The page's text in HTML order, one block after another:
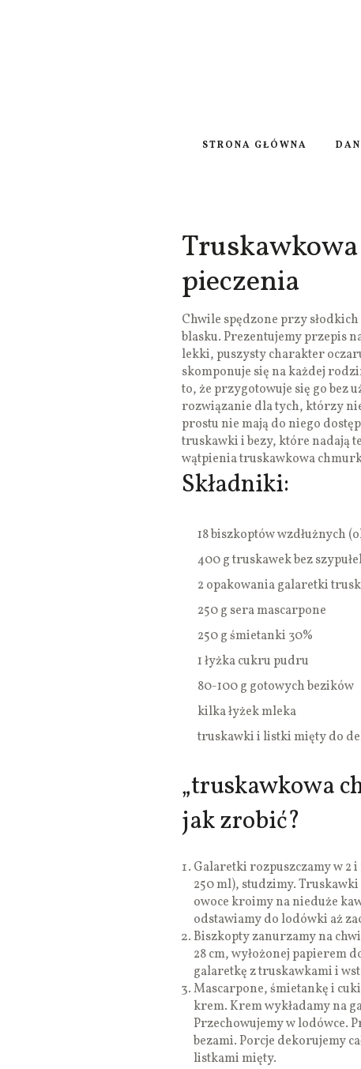
STRONA GŁÓWNA
pieczenia
Chwile spędzone przy
blasku. Prezentujemy przepis
lekki, puszysty charakter
skomponuje się na każdej
to, że przygotowuje się go bez
rozwiązanie dla tych, którzy
prostu nie mają do niego
truskawki i bezy, które nadają
wątpienia truskawkowa
Składniki:
18 biszkoptów wzdłużnych
400 g truskawek bez
2 opakowania galaretki
250 g sera mascarpone
250 g śmietanki 30%
1 łyżka cukru pudru
80-100 g gotowych bezików
kilka łyżek mleka
truskawki i listki mięty do
„truskawkowa
jak zrobić?
Galaretki rozpuszczamy w 2
250 ml), studzimy. Truskawki
owoce kroimy na nieduże
odstawiamy do lodówki aż
Biszkopty zanurzamy na
28 cm, wyłożonej papierem
galaretkę z truskawkami i
Mascarpone, śmietankę i
krem. Krem wykładamy na
Przechowujemy w lodówce.
bezami. Porcje dekorujemy
listkami mięty.